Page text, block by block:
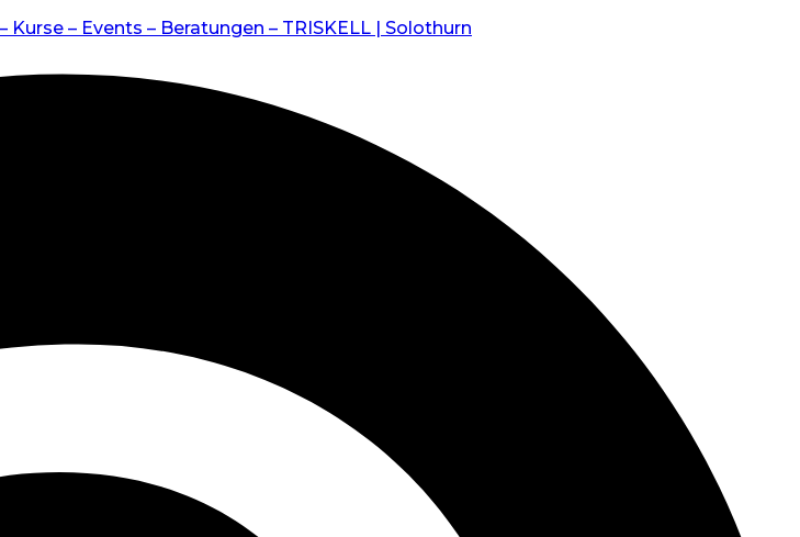
– Events – Beratungen – TRISKELL | Solothurn